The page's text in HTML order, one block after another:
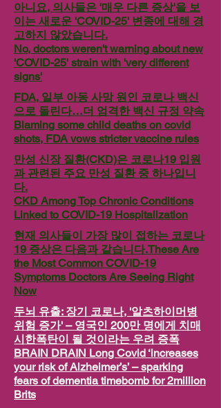
아니요, 의사들은 '매우 다른 증상'을 보
이는 새로운 'COVID-25' 변종에 대해 경
고하지 않았습니다.
No, doctors weren't warning about new
'COVID-25' strain with 'very different
signs'
FDA, 일부 아동 사망 원인 코로나 백신
으로 돌린다…더 엄격한 백신 규정 약속
Blaming some child deaths on covid
shots, FDA vows stricter vaccine rules
만성 신장 질환(CKD)은 코로나19 입원
과 관련된 주요 만성 질환 중 하나입니
다.
CKD Among Top Chronic Conditions
Linked to COVID-19 Hospitalization
현재 의사들이 가장 많이 접하는 코로나
19 증상은 다음과 같습니다.These Are
the Most Common COVID-19
Symptoms Doctors Are Seeing Right
Now
두뇌 유출: 장기 코로나, '알츠하이머병
위험 증가' – 영국인 200만 명에게 치매
시한폭탄이 될 것이라는 우려 증폭
BRAIN DRAIN Long Covid ‘increases
your risk of Alzheimer’s’ – sparking
fears of dementia timebomb for 2million
Brits